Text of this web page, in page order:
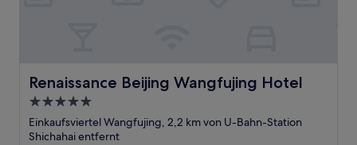
Renaissance Beijing Wangfujing Hotel
Renaissance Beijing Wangfujing Hotel
5.0-
Sterne-
Unterkunft
Einkaufsviertel Wangfujing, 2,2 km von U-Bahn-Station
Shichahai entfernt